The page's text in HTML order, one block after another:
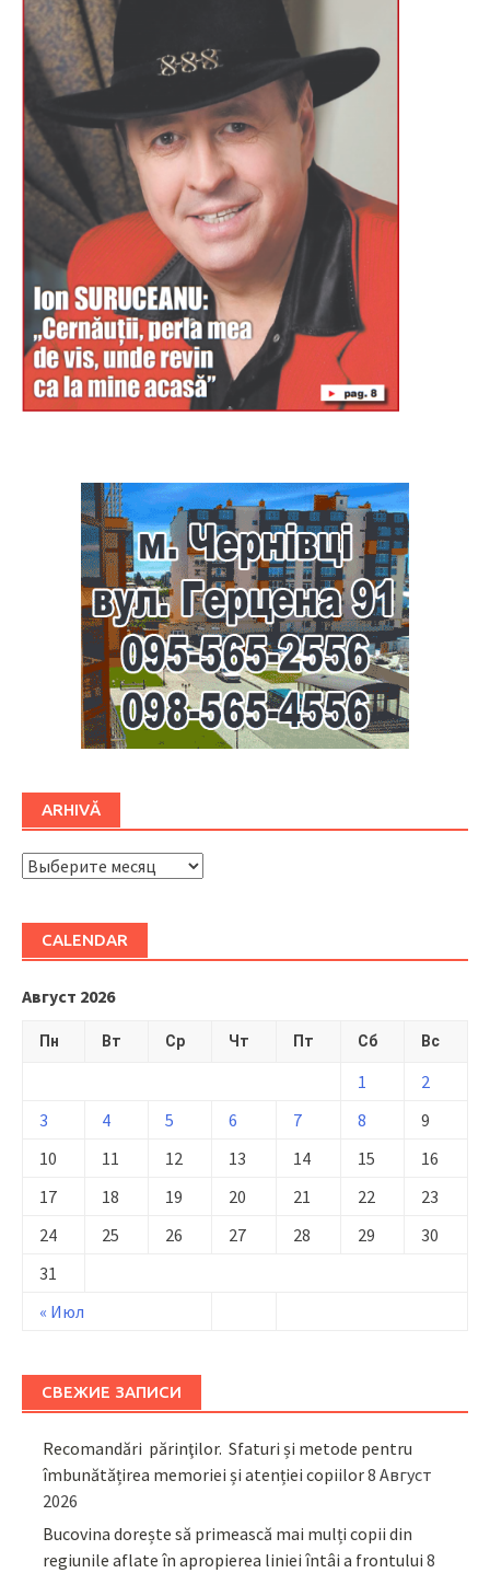
ARHIVĂ
ARHIVĂ
CALENDAR
Август 2026
Пн Вт Ср Чт Пт Сб Вс
« Июл
1
2
3
4 5 6 7 8
9
10
11 12 13 14 15
16
17
18 19 20 21 22
23
24
25 26 27 28 29
30
31
СВЕЖИЕ ЗАПИСИ
Recomandări părinţilor. Sfaturi și metode pentru
îmbunătățirea memoriei și atenției copiilor8 Август
2026
Bucovina dorește să primească mai mulți copii din
regiunile aflate în apropierea liniei întâi a frontului 8